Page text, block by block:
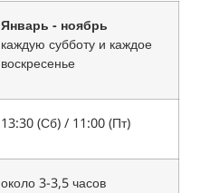
Январь - ноябрь
каждую субботу и каждое
воскресенье
13:30 (Сб) / 11:00 (Пт)
около 3-3,5 часов